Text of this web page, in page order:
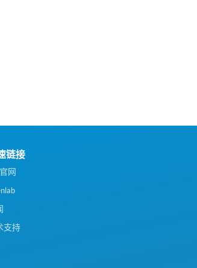
链接
网
支持